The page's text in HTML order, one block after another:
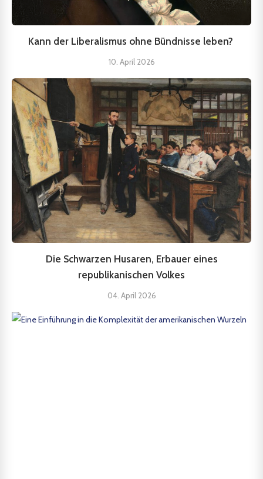
Kann der Liberalismus ohne Bündnisse leben?
10. April 2026
Die Schwarzen Husaren, Erbauer eines
republikanischen Volkes
04. April 2026